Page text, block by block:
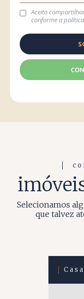
Aceito
conforme a
Selecionamos
que talvez
Casa